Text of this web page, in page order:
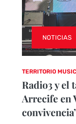
NOTICIAS
TERRITORIO MUSIC
Radio3 y el
Arrecife en